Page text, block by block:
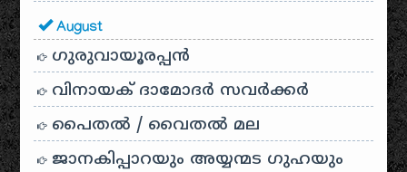
August
ഗുരുവായൂരപ്പൻ
വിനായക് ദാമോദർ സവർക്കർ
പൈതൽ / വൈതൽ മല
ജാനകിപ്പാറയും അയ്യന്മട ഗുഹയും